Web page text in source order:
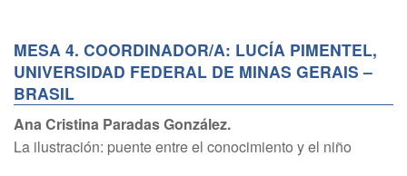
MESA 4. COORDINADOR/A: LUCÍA PIMENTEL,
UNIVERSIDAD FEDERAL DE MINAS GERAIS –
BRASIL
Ana Cristina Paradas González.
La ilustración: puente entre el conocimiento y el niño